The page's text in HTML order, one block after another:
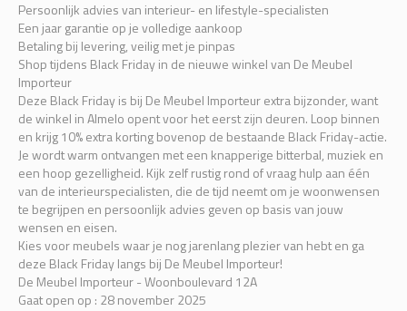
Persoonlijk advies van interieur- en lifestyle-specialisten
Een jaar garantie op je volledige aankoop
Betaling bij levering, veilig met je pinpas
Shop tijdens Black Friday in de nieuwe winkel van De Meubel
Importeur
Deze Black Friday is bij De Meubel Importeur extra bijzonder, want
de winkel in Almelo opent voor het eerst zijn deuren. Loop binnen
en krijg 10% extra korting bovenop de bestaande Black Friday-actie.
Je wordt warm ontvangen met een knapperige bitterbal, muziek en
een hoop gezelligheid. Kijk zelf rustig rond of vraag hulp aan één
van de interieurspecialisten, die de tijd neemt om je woonwensen
te begrijpen en persoonlijk advies geven op basis van jouw
wensen en eisen.
Kies voor meubels waar je nog jarenlang plezier van hebt en ga
deze Black Friday langs bij De Meubel Importeur!
De Meubel Importeur - Woonboulevard 12A
Gaat open op : 28 november 2025